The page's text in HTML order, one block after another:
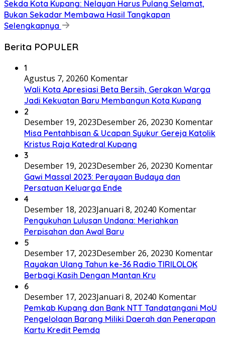
Sekda Kota Kupang: Nelayan Harus Pulang Selamat,
Bukan Sekadar Membawa Hasil Tangkapan
Selengkapnya
Berita POPULER
1
Agustus 7, 20260 Komentar
Wali Kota Apresiasi Beta Bersih, Gerakan Warga
Jadi Kekuatan Baru Membangun Kota Kupang
2
Desember 19, 2023Desember 26, 20230 Komentar
Misa Pentahbisan & Ucapan Syukur Gereja Katolik
Kristus Raja Katedral Kupang
3
Desember 19, 2023Desember 26, 20230 Komentar
Gawi Massal 2023: Perayaan Budaya dan
Persatuan Keluarga Ende
4
Desember 18, 2023Januari 8, 20240 Komentar
Pengukuhan Lulusan Undana: Meriahkan
Perpisahan dan Awal Baru
5
Desember 17, 2023Desember 26, 20230 Komentar
Rayakan Ulang Tahun ke-36 Radio TIRILOLOK
Berbagi Kasih Dengan Mantan Kru
6
Desember 17, 2023Januari 8, 20240 Komentar
Pemkab Kupang dan Bank NTT Tandatangani MoU
Pengelolaan Barang Miliki Daerah dan Penerapan
Kartu Kredit Pemda